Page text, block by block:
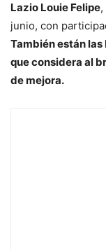
Lazio Louie Felipe
junio, con
También están
que considera al
de mejora.